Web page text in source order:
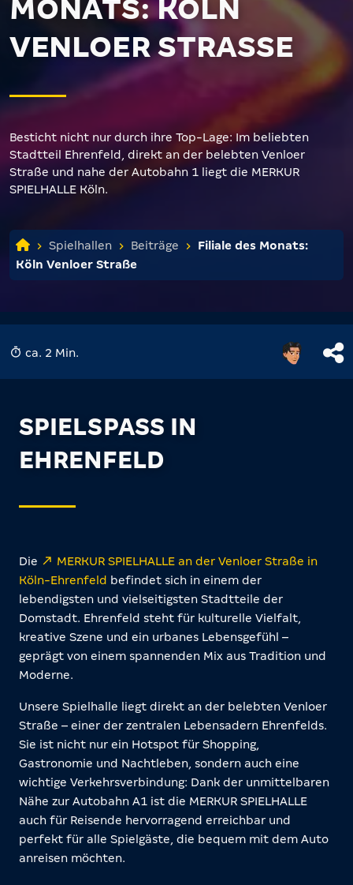
MONATS: KÖLN
VENLOER STRASSE
Besticht nicht nur durch ihre Top-Lage: Im beliebten
Stadtteil Ehrenfeld, direkt an der belebten Venloer
Straße und nahe der Autobahn 1 liegt die MERKUR
SPIELHALLE Köln.
Spielhallen Beiträge
Filiale des Monats:
Köln Venloer Straße
ca. 2 Min.
SPIELSPASS IN E
HRENFELD
Die
MERKUR SPIELHALLE an der Venloer Straße in
Köln-Ehrenfeld befindet sich in einem der
lebendigsten und vielseitigsten Stadtteile der
Domstadt. Ehrenfeld steht für kulturelle Vielfalt,
kreative Szene und ein urbanes Lebensgefühl –
geprägt von einem spannenden Mix aus Tradition und
Moderne.
Unsere Spielhalle liegt direkt an der belebten Venloer
Straße – einer der zentralen Lebensadern Ehrenfelds.
Sie ist nicht nur ein Hotspot für Shopping,
Gastronomie und Nachtleben, sondern auch eine
wichtige Verkehrsverbindung: Dank der unmittelbaren
Nähe zur Autobahn A1 ist die MERKUR SPIELHALLE
auch für Reisende hervorragend erreichbar und
perfekt für alle Spielgäste, die bequem mit dem Auto
anreisen möchten.